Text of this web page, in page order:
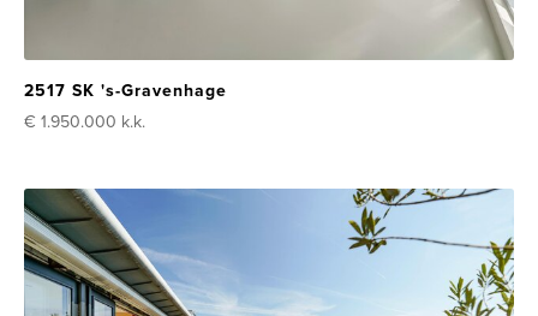
2517 SK 's-Gravenhage
€ 1.950.000 k.k.